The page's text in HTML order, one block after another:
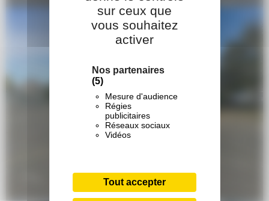
sur ceux que
vous souhaitez
activer
Nos partenaires
(5)
Mesure d'audience
Régies
publicitaires
Réseaux sociaux
Vidéos
Tout accepter